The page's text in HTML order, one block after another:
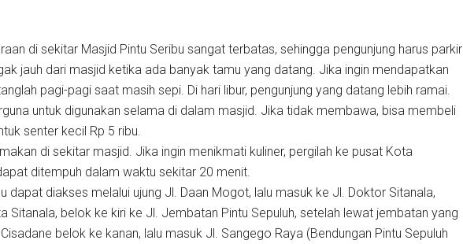
di sekitar Masjid Pintu Seribu sangat terbatas, sehingga pengunjung harus parkir
jauh dari masjid ketika ada banyak tamu yang datang. Jika ingin mendapatkan
pagi-pagi saat masih sepi. Di hari libur, pengunjung yang datang lebih ramai.
untuk digunakan selama di dalam masjid. Jika tidak membawa, bisa membeli
senter kecil Rp 5 ribu.
di sekitar masjid. Jika ingin menikmati kuliner, pergilah ke pusat Kota
ditempuh dalam waktu sekitar 20 menit.
dapat diakses melalui ujung Jl. Daan Mogot, lalu masuk ke Jl. Doktor Sitanala,
Sitanala, belok ke kiri ke Jl. Jembatan Pintu Sepuluh, setelah lewat jembatan yang
belok ke kanan, lalu masuk Jl. Sangego Raya (Bendungan Pintu Sepuluh